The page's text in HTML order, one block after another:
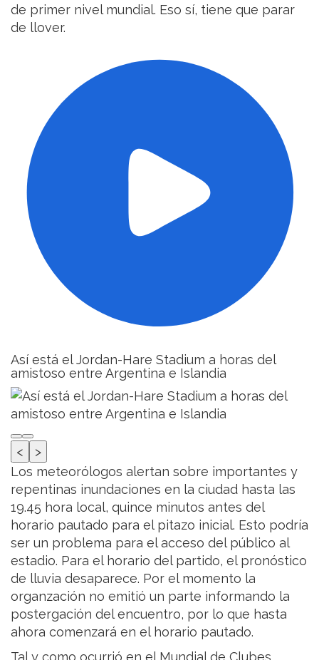
de primer nivel mundial. Eso sí, tiene que parar
de llover.
Así está el Jordan-Hare Stadium a horas del
amistoso entre Argentina e Islandia
<
>
Los meteorólogos alertan sobre importantes y
repentinas inundaciones en la ciudad hasta las
19.45 hora local, quince minutos antes del
horario pautado para el pitazo inicial. Esto podría
ser un problema para el acceso del público al
estadio. Para el horario del partido, el pronóstico
de lluvia desaparece. Por el momento la
organzación no emitió un parte informando la
postergación del encuentro, por lo que hasta
ahora comenzará en el horario pautado.
Tal y como ocurrió en el Mundial de Clubes